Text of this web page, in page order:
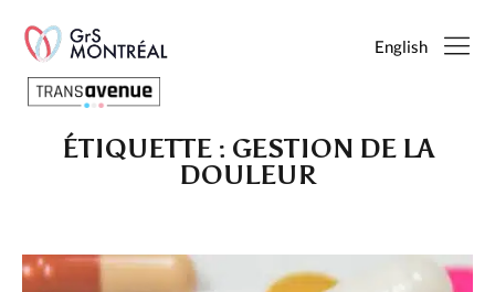
English
Français
ÉTIQUETTE : GESTION DE LA
DOULEUR